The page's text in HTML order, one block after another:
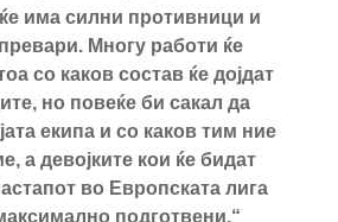
ќе има силни противници и
Многу работи ќе
со каков состав ќе дојдат
но повеќе би сакал да
екипа и со каков тим ние
а девојките кои ќе бидат
во Европската лига
подготвени.“